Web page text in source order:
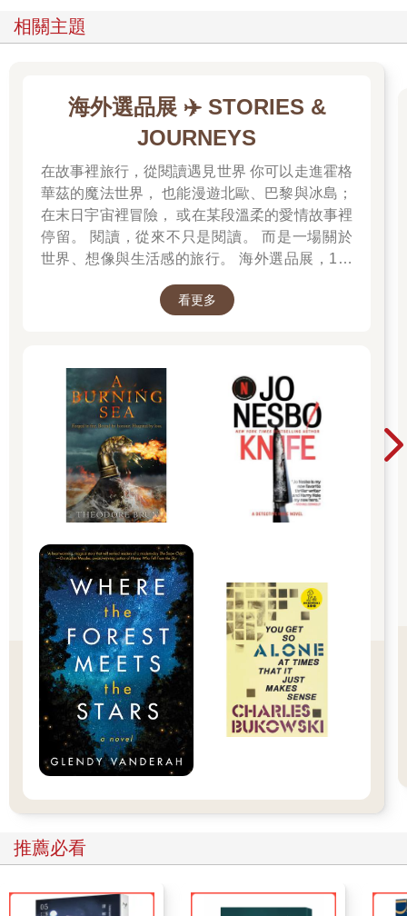
相關主題
海外選品展 ✈️ STORIES &
JOURNEYS
在故事裡旅行，從閱讀遇見世界 你可以走進霍格
華茲的魔法世界， 也能漫遊北歐、巴黎與冰島；
在末日宇宙裡冒險， 或在某段溫柔的愛情故事裡
停留。 閱讀，從來不只是閱讀。 而是一場關於
世界、想像與生活感的旅行。 海外選品展，1折
看更多
推薦必看